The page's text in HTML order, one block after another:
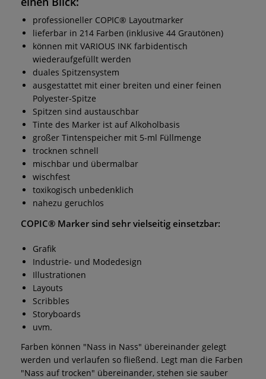
professioneller COPIC® Layoutmarker
lieferbar in 214 Farben (inklusive 44 Grautönen)
können mit VARIOUS INK farbidentisch
wiederaufgefüllt werden
duales Spitzensystem
ausgestattet mit einer breiten und einer feinen
Polyester-Spitze
Spitzen sind austauschbar
Tinte des Marker ist auf Alkoholbasis
großer Tintenspeicher mit 5-ml Füllmenge
trocknen schnell
mischbar und übermalbar
wischfest
toxikogisch unbedenklich
nahezu geruchlos
COPIC® Marker sind sehr vielseitig einsetzbar:
Grafik
Industrie- und Modedesign
Illustrationen
Layouts
Scribbles
Storyboards
uvm.
Farben können "Nass in Nass" übereinander gelegt
werden und verlaufen so fließend. Legt man die Farben
"Nass auf trocken" übereinander, stehen sie sauber